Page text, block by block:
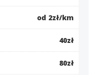
od 2zł/km
40zł
80zł